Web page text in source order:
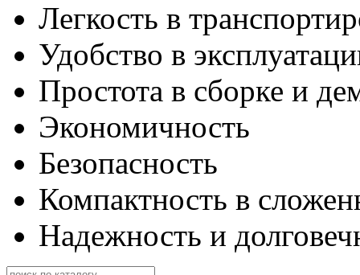
Легкость в
Удобство в
Простота в сборке и
Экономичность
Безопасность
Компактность в
Надежность и